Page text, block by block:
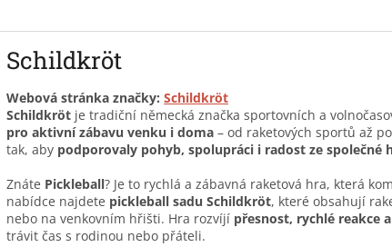
Schildkröt
Webová stránka značky: Schildkröt
Schildkröt je tradiční německá značka sportovních a
pro aktivní zábavu venku i doma – od raketových sportů až
tak, aby podporovaly pohyb, spolupráci i radost ze společné
Znáte Pickleball? Je to rychlá a zábavná raketová hra, která
nabídce najdete pickleball sadu Schildkröt, které obsahují
nebo na venkovním hřišti. Hra rozvíjí přesnost, rychlé reakce
trávit čas s rodinou nebo přáteli.